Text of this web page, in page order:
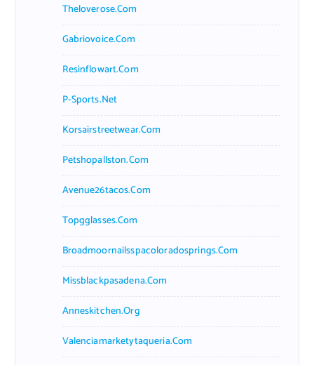
Theloverose.com
Gabriovoice.com
Resinflowart.com
P-Sports.net
Korsairstreetwear.com
Petshopallston.com
Avenue26tacos.com
Topgglasses.com
Broadmoornailsspacoloradosprings.com
Missblackpasadena.com
Anneskitchen.org
Valenciamarketytaqueria.com